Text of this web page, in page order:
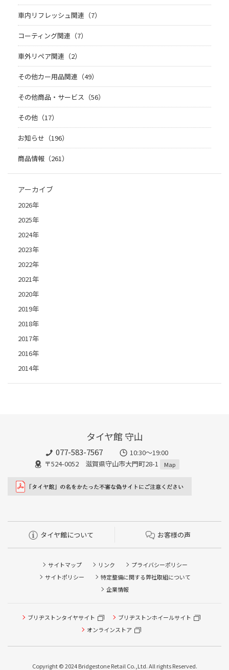
車内リフレッシュ関連（7）
コーティング関連（7）
車外リペア関連（2）
その他カー用品関連（49）
その他商品・サービス（56）
その他（17）
お知らせ（196）
商品情報（261）
アーカイブ
2026年
2025年
2024年
2023年
2022年
2021年
2020年
2019年
2018年
2017年
2016年
2014年
タイヤ館 守山
077-583-7567
10:30～19:00
〒524-0052 滋賀県守山市大門町28-1
Map
タイヤ館について お客様の声
サイトマップ リンク
プライバシーポリシー
サイトポリシー
特定整備に関する弊社取組について
企業情報
ブリヂストンタイヤサイト
ブリヂストンホイールサイト
オンラインストア
Copyright © 2024 Bridgestone Retail Co.,Ltd. All rights Reserved.
タイヤ点検・安全点検/タイヤ履き替え/オイル交換/その他
ピット作業の予約
本日のタイヤ履き替え順番待ち予約 ※クローク契約会員の